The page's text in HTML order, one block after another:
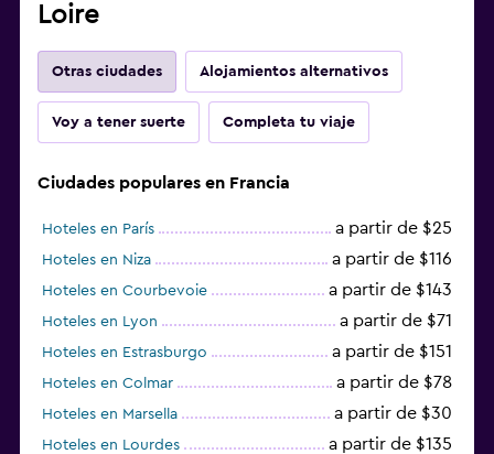
Loire
Otras ciudades Alojamientos alternativos
Voy a tener suerte Completa tu viaje
Ciudades populares en Francia
Hoteles en París a partir de $25
Hoteles en Niza a partir de $116
Hoteles en Courbevoie a partir de $143
Hoteles en Lyon a partir de $71
Hoteles en Estrasburgo a partir de $151
Hoteles en Colmar a partir de $78
Hoteles en Marsella a partir de $30
Hoteles en Lourdes a partir de $135